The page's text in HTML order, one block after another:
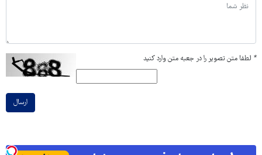
* لطفا متن تصویر را در جعبه متن وارد کنید
ارسال